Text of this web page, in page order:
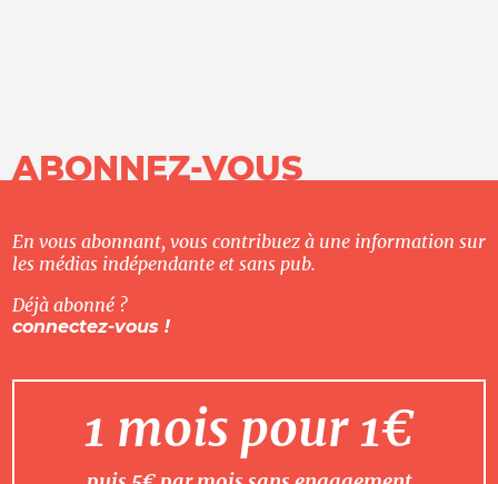
ABONNEZ-VOUS
En vous abonnant, vous contribuez à une information sur
les médias indépendante et sans pub.
Déjà abonné ?
connectez-vous !
1 mois pour 1€